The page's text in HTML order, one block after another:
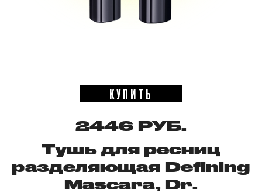
КУПИТЬ
2446 РУБ.
Тушь для ресниц
разделяющая Defining
Mascara, Dr.